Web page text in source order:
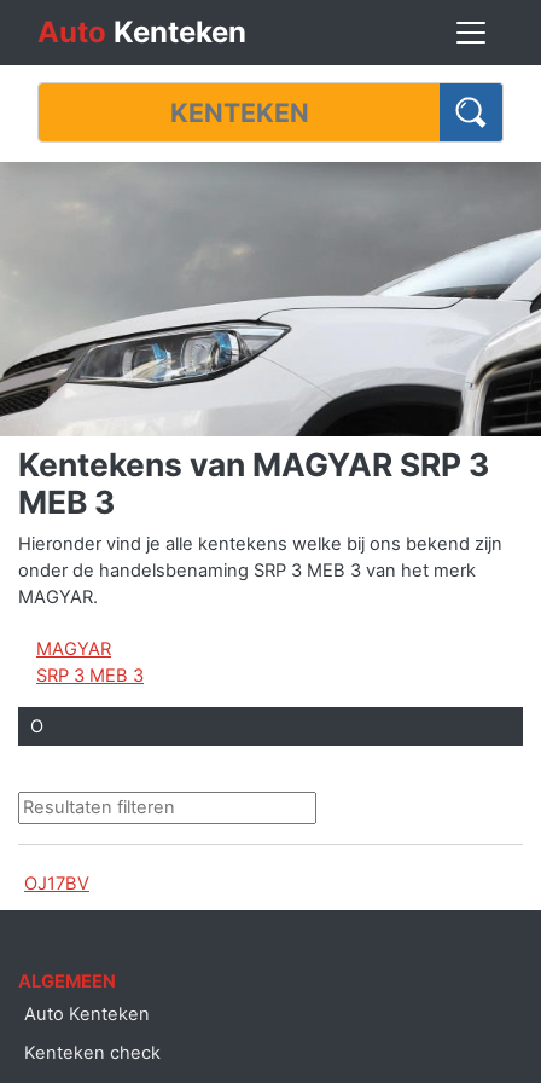
Auto Kenteken
Kentekens van MAGYAR SRP 3
MEB 3
Hieronder vind je alle kentekens welke bij ons bekend zijn
onder de handelsbenaming SRP 3 MEB 3 van het merk
MAGYAR.
MAGYAR
SRP 3 MEB 3
O
OJ17BV
ALGEMEEN
Auto Kenteken
Kenteken check